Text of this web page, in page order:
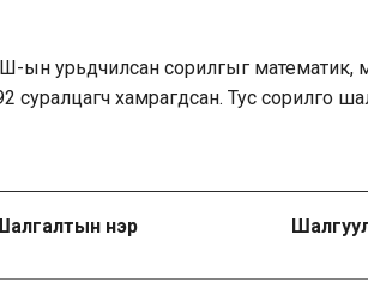
ын урьдчилсан сорилгыг математик,
суралцагч хамрагдсан. Тус сорилго
нэр